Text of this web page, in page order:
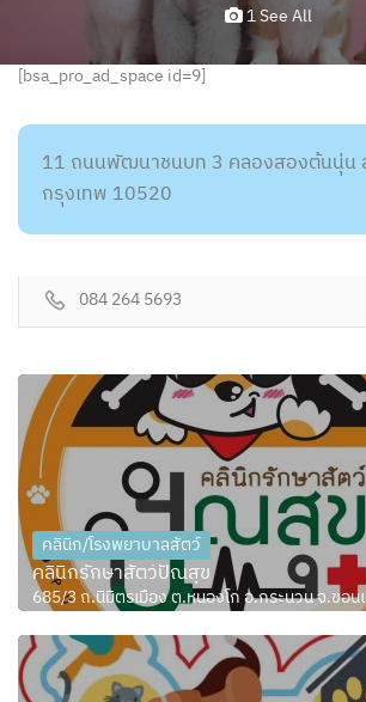
1 See All
[bsa_pro_ad_space id=9]
11 ถนนพัฒนาชนบท 3 คลองสองต้นนุ่น
กรุงเทพ 10520
084 264 5693
คลินิก/โรงพยาบาลสัตว์
คลินิกรักษาสัตว์ปัณสุข
685/3 ถ.นิมิตรเมือง ต.หนองโก อ.กระนวน จ.ขอ